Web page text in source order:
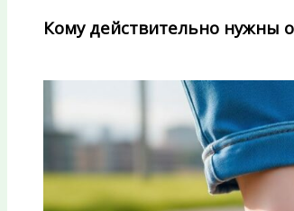
Кому действительно нужны